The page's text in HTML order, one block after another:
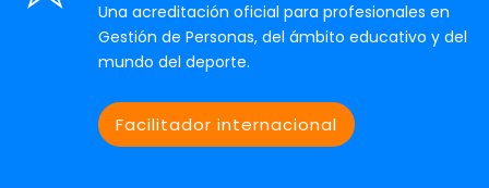
Una acreditación oficial para profesionales en
Gestión de Personas, del ámbito educativo y del
mundo del deporte.
Facilitador internacional